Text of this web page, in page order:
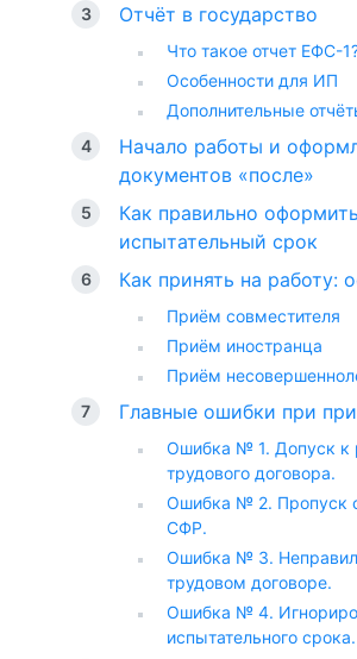
Отчёт в государство
Что такое отчет ЕФС-
Особенности для ИП
Дополнительные
Начало работы и
документов «после»
Как правильно оформить
испытательный срок
Как принять на работу:
Приём совместителя
Приём иностранца
Приём
Главные ошибки при
Ошибка № 1. Допуск к
трудового договора.
Ошибка № 2. Пропуск
СФР.
Ошибка № 3.
трудовом договоре.
Ошибка № 4.
испытательного срока.